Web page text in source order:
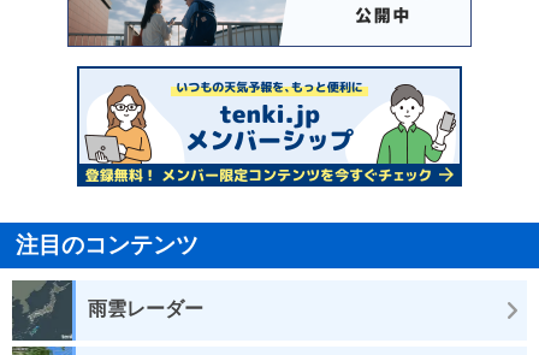
注目のコンテンツ
雨雲レーダー